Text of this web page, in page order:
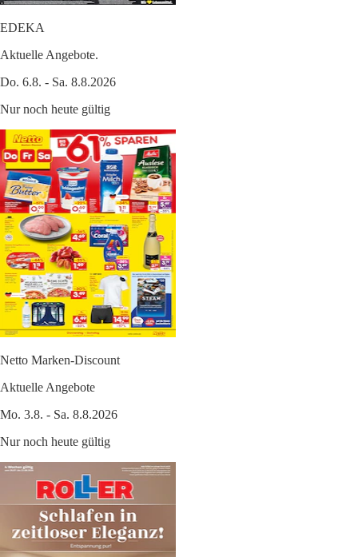
EDEKA
Aktuelle Angebote.
Do. 6.8. - Sa. 8.8.2026
Nur noch heute gültig
Netto Marken-Discount
Aktuelle Angebote
Mo. 3.8. - Sa. 8.8.2026
Nur noch heute gültig